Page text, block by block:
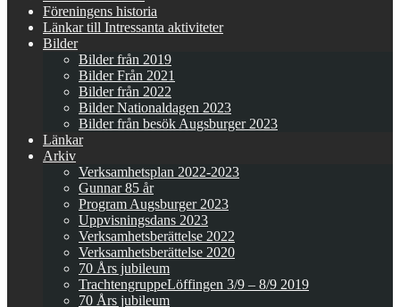
Föreningens historia
Länkar till Intressanta aktiviteter
Bilder
Bilder från 2019
Bilder Från 2021
Bilder från 2022
Bilder Nationaldagen 2023
Bilder från besök Augsburger 2023
Länkar
Arkiv
Verksamhetsplan 2022-2023
Gunnar 85 år
Program Augsburger 2023
Uppvisningsdans 2023
Verksamhetsberättelse 2022
Verksamhetsberättelse 2020
70 Års jubileum
TrachtengruppeLöffingen 3/9 – 8/9 2019
70 Års jubileum